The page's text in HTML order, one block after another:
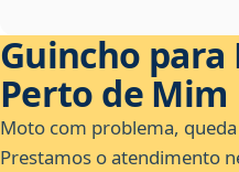
Guincho para
Perto de Mim
Moto com problema,
Prestamos o atendimento